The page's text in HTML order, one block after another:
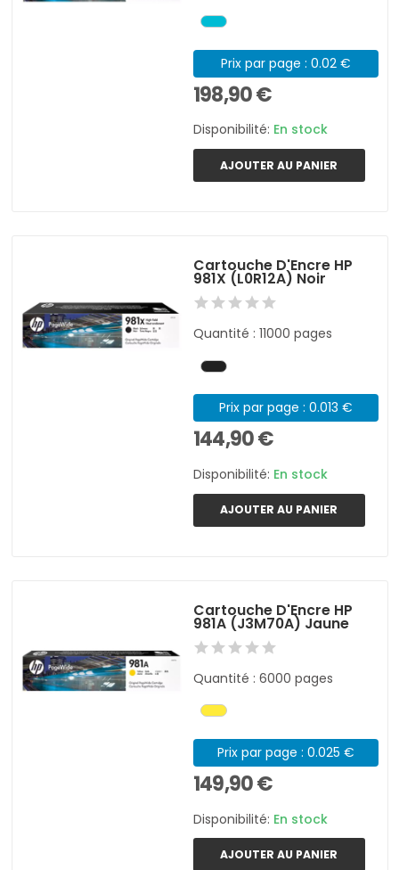
Prix par page : 0.02 €
198,90 €
Disponibilité: En stock
AJOUTER AU PANIER
Cartouche D'Encre HP
981X (L0R12A) Noir
Quantité : 11000 pages
Prix par page : 0.013 €
144,90 €
Disponibilité: En stock
AJOUTER AU PANIER
Cartouche D'Encre HP
981A (J3M70A) Jaune
Quantité : 6000 pages
Prix par page : 0.025 €
149,90 €
Disponibilité: En stock
AJOUTER AU PANIER